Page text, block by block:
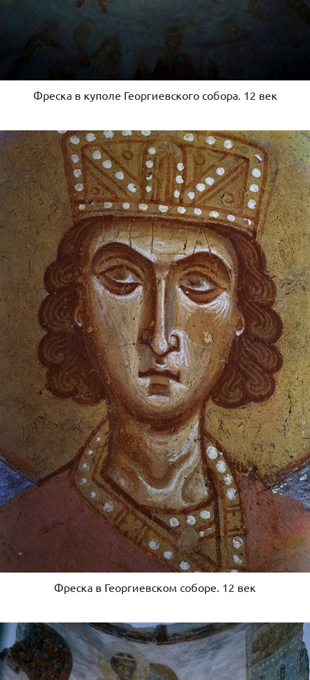
Фреска в куполе Георгиевского собора. 12 век
Фреска в Георгиевском соборе. 12 век